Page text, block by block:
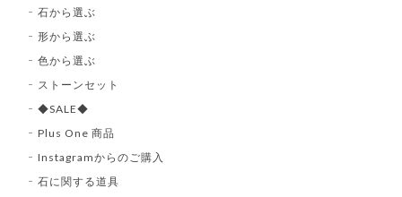
石から選ぶ
形から選ぶ
色から選ぶ
ストーンセット
◆SALE◆
Plus One 商品
Instagramからのご購入
石に関する道具